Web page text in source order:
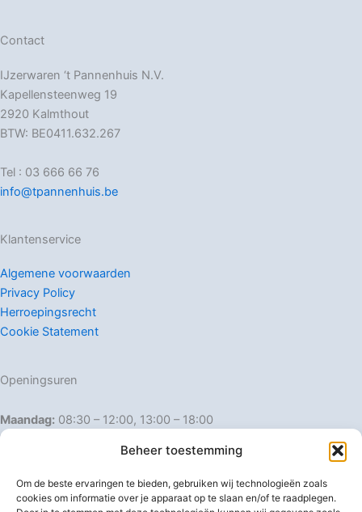
Beheer toestemming
Om de beste ervaringen te bieden, gebruiken wij technologieën zoals
cookies om informatie over je apparaat op te slaan en/of te raadplegen.
Contact
IJzerwaren ‘t Pannenhuis N.V.
Kapellensteenweg 19
2920 Kalmthout
BTW: BE0411.632.267
Tel : 03 666 66 76
info@tpannenhuis.be
Klantenservice
Algemene voorwaarden
Privacy Policy
Herroepingsrecht
Cookie Statement
Openingsuren
Maandag: 08:30 – 12:00, 13:00 – 18:00
Dinsdag:
08:30 – 12:00, 13:00 – 18:00
Donderdag: 08:30 – 12:00, 13:00 – 18:00
Vrijdag: 08:30 – 12:00, 13:00 – 18:00